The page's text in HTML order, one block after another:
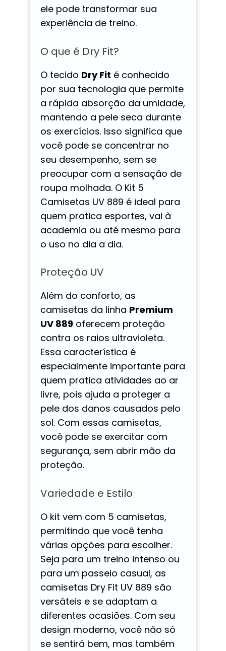
ele pode transformar sua
experiência de treino.
O que é Dry Fit?
O tecido Dry Fit é conhecido
por sua tecnologia que permite
a rápida absorção da umidade,
mantendo a pele seca durante
os exercícios. Isso significa que
você pode se concentrar no
seu desempenho, sem se
preocupar com a sensação de
roupa molhada. O Kit 5
Camisetas UV 889 é ideal para
quem pratica esportes, vai à
academia ou até mesmo para
o uso no dia a dia.
Proteção UV
Além do conforto, as
camisetas da linha Premium
UV 889 oferecem proteção
contra os raios ultravioleta.
Essa característica é
especialmente importante para
quem pratica atividades ao ar
livre, pois ajuda a proteger a
pele dos danos causados pelo
sol. Com essas camisetas,
você pode se exercitar com
segurança, sem abrir mão da
proteção.
Variedade e Estilo
O kit vem com 5 camisetas,
permitindo que você tenha
várias opções para escolher.
Seja para um treino intenso ou
para um passeio casual, as
camisetas Dry Fit UV 889 são
versáteis e se adaptam a
diferentes ocasiões. Com seu
design moderno, você não só
se sentirá bem, mas também